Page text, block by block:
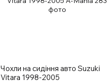
Чохли на сидіння авто Suzuki
Vitara 1998-2005